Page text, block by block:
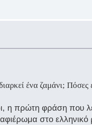
ένα ζαμάνι; Πόσες
η πρώτη φράση που
στο ελληνικό